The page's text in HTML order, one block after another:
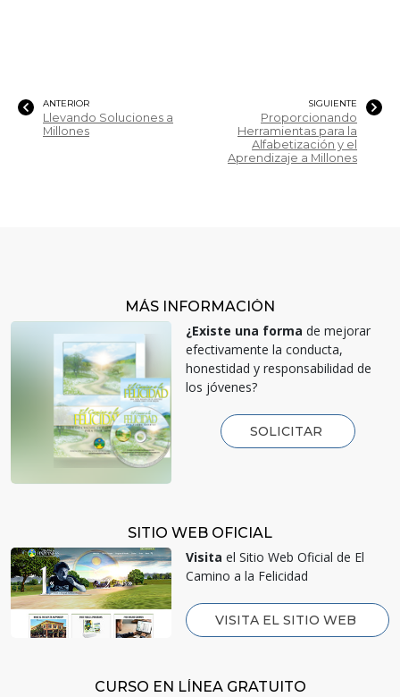
ANTERIOR
Llevando Soluciones a
Millones
SIGUIENTE
Proporcionando
Herramientas para la
Alfabetización y el
Aprendizaje a Millones
MÁS INFORMACIÓN
¿Existe una forma de mejorar
efectivamente la conducta,
honestidad y responsabilidad de
los jóvenes?
SOLICITAR
SITIO WEB OFICIAL
Visita el Sitio Web Oficial de El
Camino a la Felicidad
VISITA EL SITIO WEB
CURSO EN LÍNEA GRATUITO